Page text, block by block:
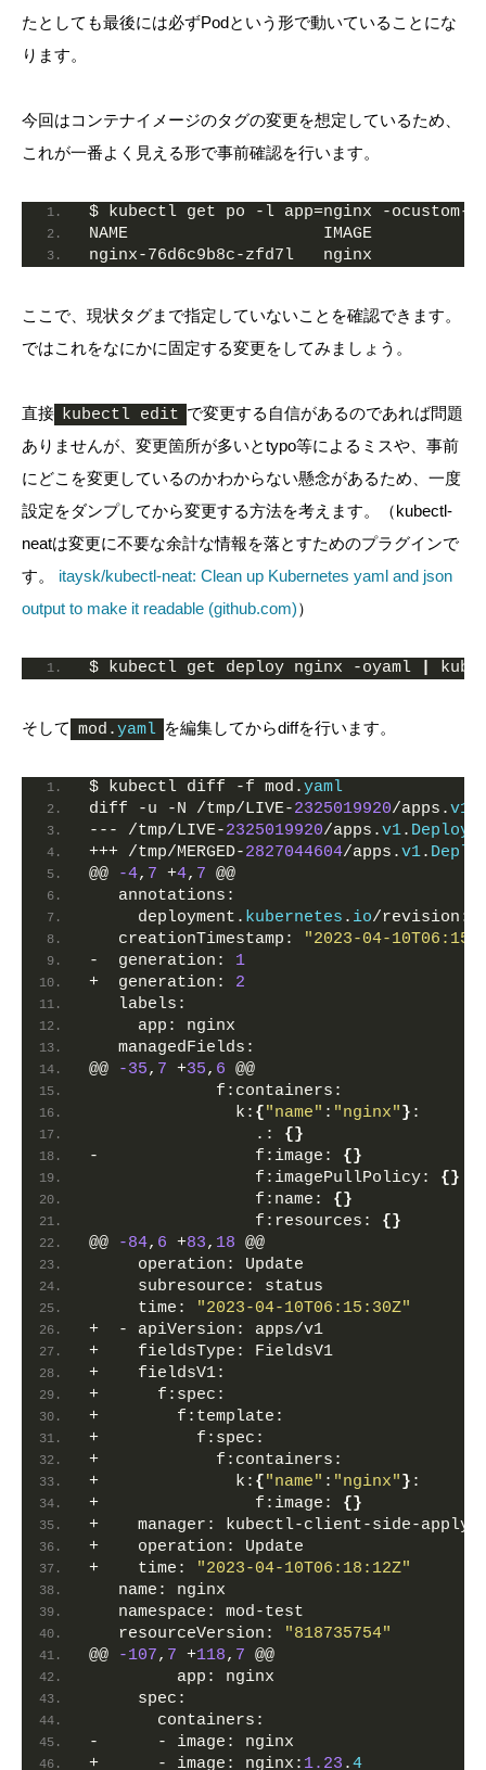
たとしても最後には必ずPodという形で動いていることにな
ります。
今回はコンテナイメージのタグの変更を想定しているため、
これが一番よく見える形で事前確認を行います。
$ kubectl get po -l app=nginx -ocustom-
NAME                    IMAGE
nginx-76d6c9b8c-zfd7l   nginx
ここで、現状タグまで指定していないことを確認できます。
ではこれをなにかに固定する変更をしてみましょう。
直接 kubectl edit で変更する自信があるのであれば問題
ありませんが、変更箇所が多いとtypo等によるミスや、事前
にどこを変更しているのかわからない懸念があるため、一度
設定をダンプしてから変更する方法を考えます。（kubectl-
neatは変更に不要な余計な情報を落とすためのプラグインで
す。 itaysk/kubectl-neat: Clean up Kubernetes yaml and json
output to make it readable (github.com)）
$ kubectl get deploy nginx -oyaml
そして mod.yaml を編集してからdiffを行います。
$ kubectl diff -f mod.yaml
diff -u -N /tmp/LIVE-2325019920/apps.v1
--- /tmp/LIVE-2325019920/apps.v1.
+++ /tmp/MERGED-2827044604/apps.v1.
@@
-4, 7 +4, 7 @@
   annotations:
     deployment.
kubernetes . io/revision:
   creationTimestamp:
"2023-04-
-  generation: 1
+  generation: 2
   labels:
     app: nginx
   managedFields:
@@
-35, 7 +35, 6 @@
             f:containers:
               k:
{"name" : "nginx"} :
                 .:
{}
-                f:image: {}
                 f:imagePullPolicy:
{}
                 f:name:
{}
                 f:resources:
{}
@@
-84, 6 +83, 18 @@
     operation: Update
     subresource: status
     time:
"2023-04-10T06:15:30Z"
+  - apiVersion: apps/v1
+    fieldsType: FieldsV1
+    fieldsV1:
+      f:spec:
+        f:template:
+          f:spec:
+            f:containers:
+              k: {"name" : "nginx"} :
+                f:image: {}
+    manager: kubectl-client-side-apply
+    operation: Update
+    time:
"2023-04-10T06:18:12Z"
   name: nginx
   namespace: mod-test
   resourceVersion:
"818735754"
@@
-107, 7 +118, 7 @@
         app: nginx
     spec:
       containers:
-      - image: nginx
+      - image: nginx: 1.23 .4